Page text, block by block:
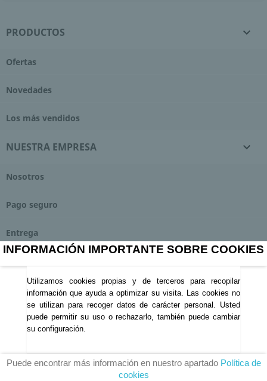
INFORMACIÓN IMPORTANTE SOBRE COOKIES
Utilizamos cookies propias y de terceros para recopilar
información que ayuda a optimizar su visita. Las cookies no
se utilizan para recoger datos de carácter personal. Usted
puede permitir su uso o rechazarlo, también puede cambiar
su configuración.
Puede encontrar más información en nuestro apartado Política de
cookies
PRODUCTOS 
Ofertas
Novedades
Los más vendidos
NUESTRA EMPRESA 
Nosotros
Pago seguro
Entrega
Tienda
LEGAL 